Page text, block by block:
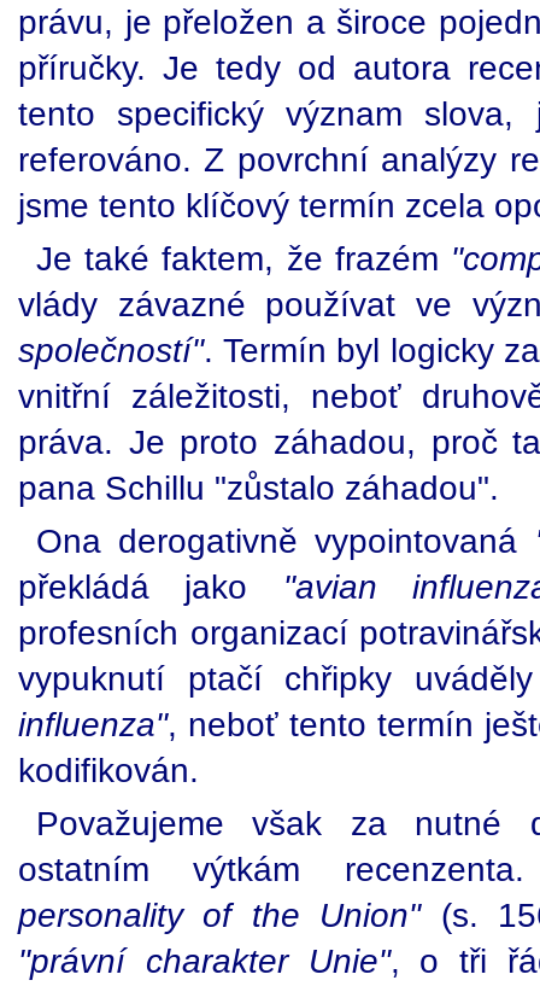
právu, je přeložen a široce
příručky. Je tedy od autora
tento specifický význam
referováno. Z povrchní analýzy
jsme tento klíčový termín zcela
Je také faktem, že frazém
vlády závazné používat ve
společností". Termín byl logicky
vnitřní záležitosti, neboť
práva. Je proto záhadou, proč
pana Schillu "zůstalo záhadou".
Ona derogativně vypointovaná
překládá jako "avian
profesních organizací
vypuknutí ptačí chřipky
influenza", neboť tento termín
kodifikován.
Považujeme však za nutné
ostatním výtkám
personality of the Union"(s.
"právní charakter Unie", o tři